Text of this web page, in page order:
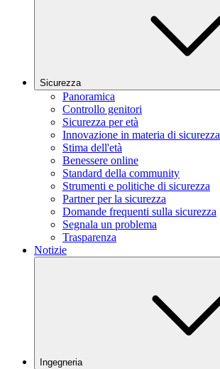
Sicurezza
Panoramica
Controllo genitori
Sicurezza per età
Innovazione in materia di sicurezza
Stima dell'età
Benessere online
Standard della community
Strumenti e politiche di sicurezza
Partner per la sicurezza
Domande frequenti sulla sicurezza
Segnala un problema
Trasparenza
Notizie
Ingegneria